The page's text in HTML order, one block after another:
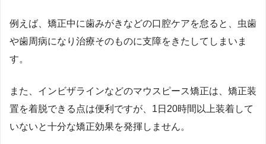
例えば、矯正中に歯みがきなどの口腔ケアを怠ると、虫歯
や歯周病になり治療そのものに支障をきたしてしまいま
す。
また、インビザラインなどのマウスピース矯正は、矯正装
置を着脱できる点は便利ですが、1日20時間以上装着して
いないと十分な矯正効果を発揮しません。